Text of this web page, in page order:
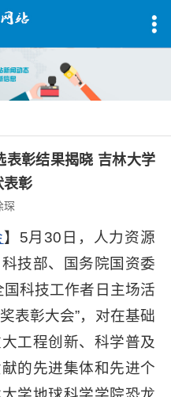
表彰结果揭晓 吉林大学
表彰
琛
】5月30日，人力资源
技部、国务院国资委
科技工作者日主场活
表彰大会”，对在基础
工程创新、科学普及
的先进集体和先进个